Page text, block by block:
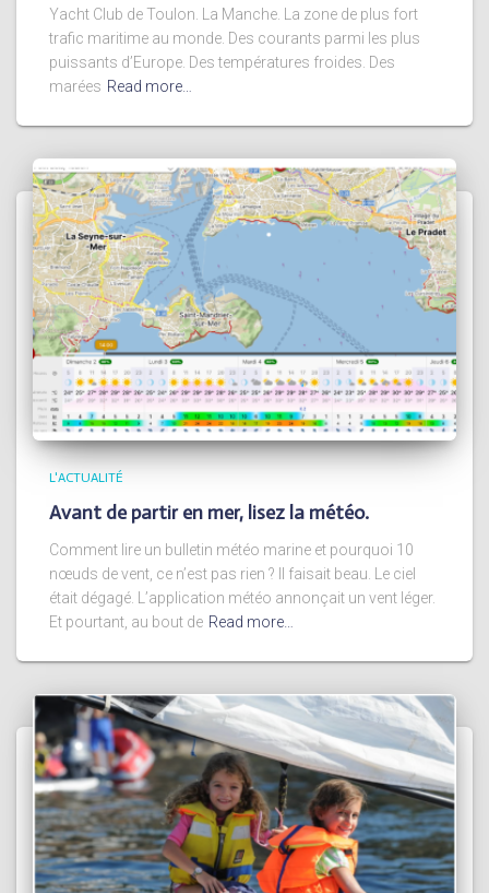
Yacht Club de Toulon. La Manche. La zone de plus fort
trafic maritime au monde. Des courants parmi les plus
puissants d’Europe. Des températures froides. Des
marées Read more…
L'ACTUALITÉ
Avant de partir en mer, lisez la météo.
Comment lire un bulletin météo marine et pourquoi 10
nœuds de vent, ce n’est pas rien ? Il faisait beau. Le ciel
était dégagé. L’application météo annonçait un vent léger.
Et pourtant, au bout de Read more…